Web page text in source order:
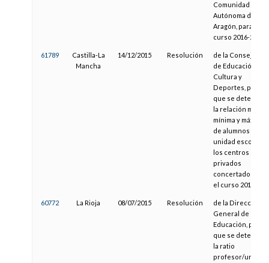
Comunidad
Autónoma de
Aragón, para el
curso 2016-2017
61789
Castilla-La
Mancha
14/12/2015 Resolución
de la Consejería
de Educación,
Cultura y
Deportes, por la
que se determina
la relación media,
mínima y máxima
de alumnos por
unidad escolar
los centros
privados
concertados para
el curso 2015/
60772 La Rioja 08/07/2015 Resolución
de la Dirección
General de
Educación, por la
que se determina
la ratio
profesor/unidad